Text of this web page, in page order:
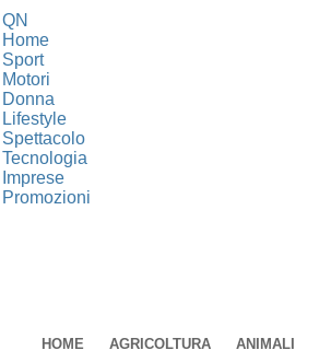
QN
Home
Sport
Motori
Donna
Lifestyle
Spettacolo
Tecnologia
Imprese
Promozioni
HOME AGRICOLTURA ANIMALI